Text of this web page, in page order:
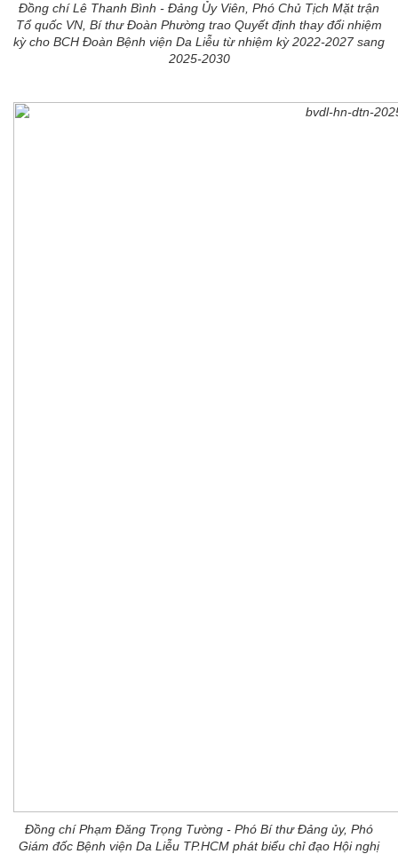
Đồng chí Lê Thanh Bình - Đảng Ủy Viên, Phó Chủ Tịch Mặt trận
Tổ quốc VN, Bí thư Đoàn Phường trao Quyết định thay đổi nhiệm
kỳ cho BCH Đoàn Bệnh viện Da Liễu từ nhiệm kỳ 2022-2027 sang
2025-2030
Đồng chí Phạm Đăng Trọng Tường - Phó Bí thư Đảng ủy, Phó
Giám đốc Bệnh viện Da Liễu TP.HCM phát biểu chỉ đạo Hội nghị